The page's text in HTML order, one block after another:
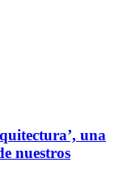
una
nuestros